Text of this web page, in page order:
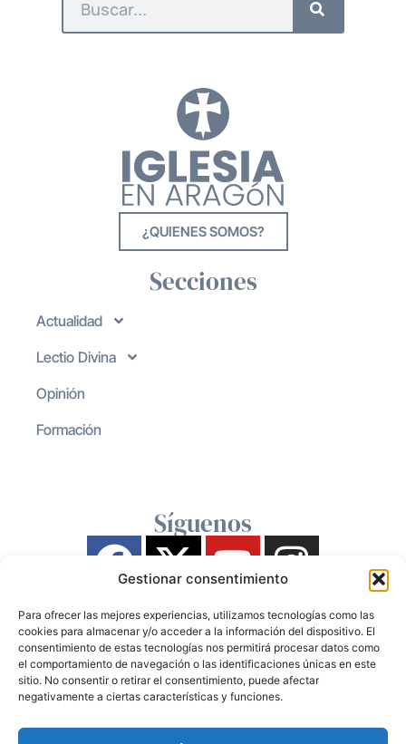
Gestionar consentimiento
Para ofrecer las mejores experiencias, utilizamos tecnologías como las
cookies para almacenar y/o acceder a la información del dispositivo. El
consentimiento de estas tecnologías nos permitirá procesar datos como
el comportamiento de navegación o las identificaciones únicas en este
sitio. No consentir o retirar el consentimiento, puede afectar
negativamente a ciertas características y funciones.
¿QUIENES SOMOS?
Secciones
Actualidad
Lectio Divina
Opinión
Formación
Síguenos